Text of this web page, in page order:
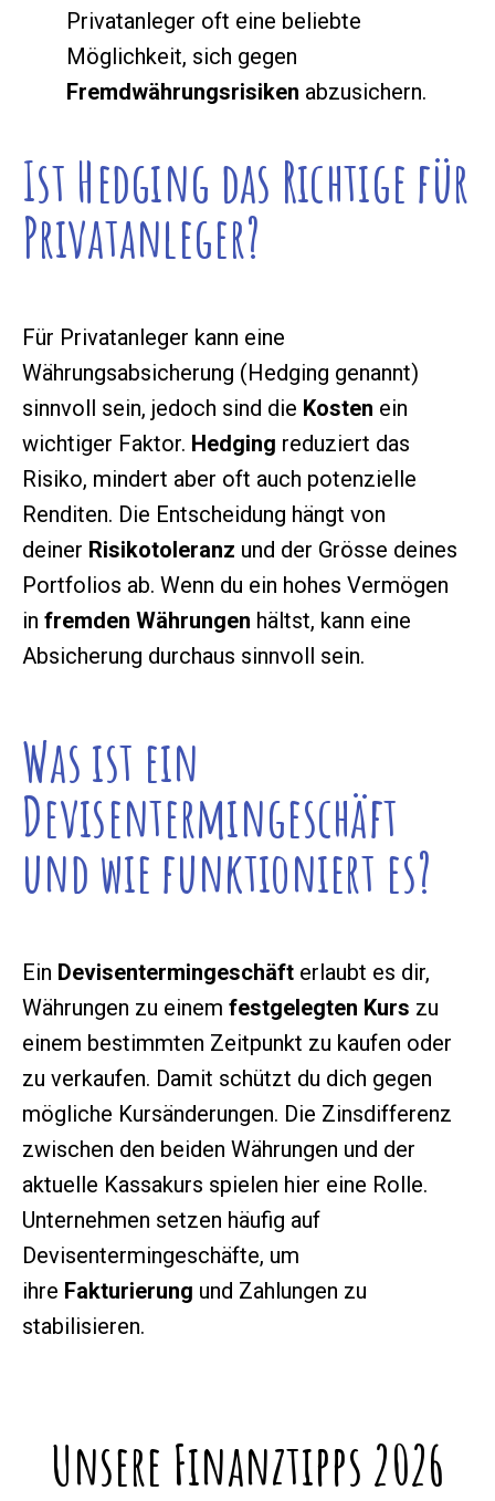
Privatanleger oft eine beliebte
Möglichkeit, sich gegen
Fremdwährungsrisiken abzusichern.
Ist Hedging das Richtige für
Privatanleger?
Für Privatanleger kann eine
Währungsabsicherung (Hedging genannt)
sinnvoll sein, jedoch sind die Kosten ein
wichtiger Faktor. Hedging reduziert das
Risiko, mindert aber oft auch potenzielle
Renditen. Die Entscheidung hängt von
deiner Risikotoleranz und der Grösse deines
Portfolios ab. Wenn du ein hohes Vermögen
in fremden Währungen hältst, kann eine
Absicherung durchaus sinnvoll sein.
Was ist ein
Devisentermingeschäft
und wie funktioniert es?
Ein Devisentermingeschäft erlaubt es dir,
Währungen zu einem festgelegten Kurs zu
einem bestimmten Zeitpunkt zu kaufen oder
zu verkaufen. Damit schützt du dich gegen
mögliche Kursänderungen. Die Zinsdifferenz
zwischen den beiden Währungen und der
aktuelle Kassakurs spielen hier eine Rolle.
Unternehmen setzen häufig auf
Devisentermingeschäfte, um
ihre Fakturierung und Zahlungen zu
stabilisieren.
Unsere Finanztipps 2026